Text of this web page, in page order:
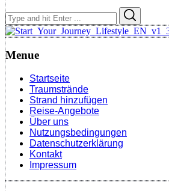
Search
for:
Menue
Startseite
Traumstrände
Strand hinzufügen
Reise-Angebote
Über uns
Nutzungsbedingungen
Datenschutzerklärung
Kontakt
Impressum